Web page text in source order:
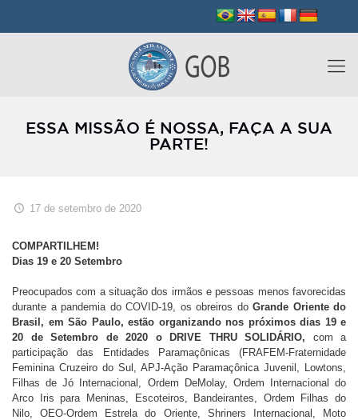
ESSA MISSÃO É NOSSA, FAÇA A SUA
PARTE!
17 de setembro de 2020
COMPARTILHEM!
Dias 19 e 20 Setembro
Preocupados com a situação dos irmãos e pessoas menos favorecidas
durante a pandemia do COVID-19, os obreiros do Grande Oriente do
Brasil, em São Paulo, estão organizando nos próximos dias 19 e
20 de Setembro de 2020 o DRIVE THRU SOLIDÁRIO, com a
participação das Entidades Paramaçônicas (FRAFEM-Fraternidade
Feminina Cruzeiro do Sul, APJ-Ação Paramaçônica Juvenil, Lowtons,
Filhas de Jó Internacional, Ordem DeMolay, Ordem Internacional do
Arco Iris para Meninas, Escoteiros, Bandeirantes, Ordem Filhas do
Nilo, OEO-Ordem Estrela do Oriente, Shriners Internacional, Moto